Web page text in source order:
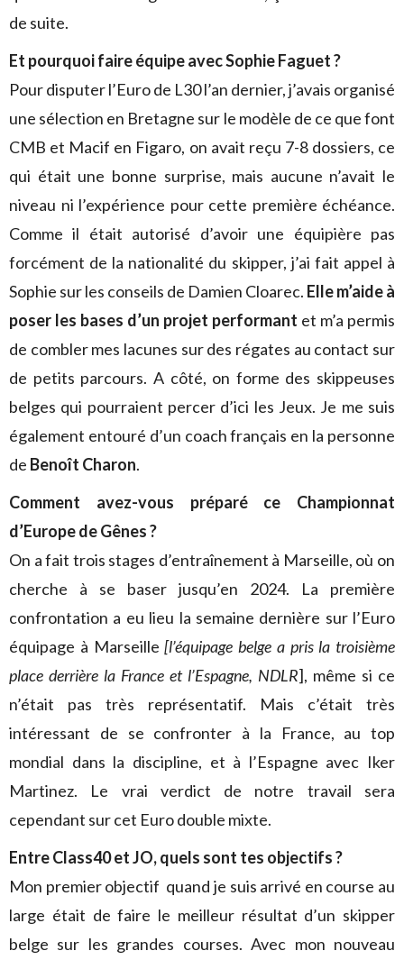
de suite.
Et pourquoi faire équipe avec Sophie Faguet ?
Pour disputer l’Euro de L30 l’an dernier, j’avais organisé
une sélection en Bretagne sur le modèle de ce que font
CMB et Macif en Figaro, on avait reçu 7-8 dossiers, ce
qui était une bonne surprise, mais aucune n’avait le
niveau ni l’expérience pour cette première échéance.
Comme il était autorisé d’avoir une équipière pas
forcément de la nationalité du skipper, j’ai fait appel à
Sophie sur les conseils de Damien Cloarec. Elle m’aide à
poser les bases d’un projet performant et m’a permis
de combler mes lacunes sur des régates au contact sur
de petits parcours. A côté, on forme des skippeuses
belges qui pourraient percer d’ici les Jeux. Je me suis
également entouré d’un coach français en la personne
de Benoît Charon.
Comment avez-vous préparé ce Championnat
d’Europe de Gênes ?
On a fait trois stages d’entraînement à Marseille, où on
cherche à se baser jusqu’en 2024. La première
confrontation a eu lieu la semaine dernière sur l’Euro
équipage à Marseille[l’équipage belge a pris la troisième
place derrière la France et l’Espagne, NDLR], même si ce
n’était pas très représentatif. Mais c’était très
intéressant de se confronter à la France, au top
mondial dans la discipline, et à l’Espagne avec Iker
Martinez. Le vrai verdict de notre travail sera
cependant sur cet Euro double mixte.
Entre Class40 et JO, quels sont tes objectifs ?
Mon premier objectif quand je suis arrivé en course au
large était de faire le meilleur résultat d’un skipper
belge sur les grandes courses. Avec mon nouveau